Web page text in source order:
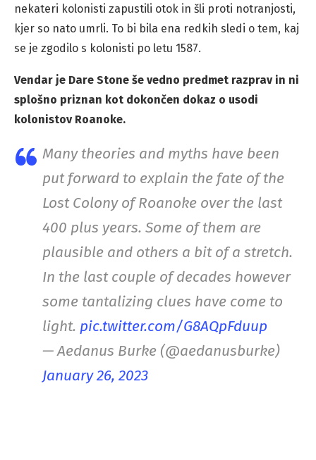
nekateri kolonisti zapustili otok in šli proti notranjosti,
kjer so nato umrli. To bi bila ena redkih sledi o tem, kaj
se je zgodilo s kolonisti po letu 1587.
Vendar je Dare Stone še vedno predmet razprav in ni
splošno priznan kot dokončen dokaz o usodi
kolonistov Roanoke.
Many theories and myths have been
put forward to explain the fate of the
Lost Colony of Roanoke over the last
400 plus years. Some of them are
plausible and others a bit of a stretch.
In the last couple of decades however
some tantalizing clues have come to
light. pic.twitter.com/G8AQpFduup
— Aedanus Burke (@aedanusburke)
January 26, 2023